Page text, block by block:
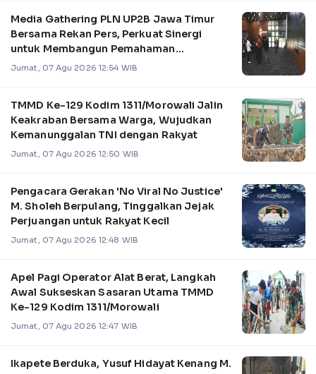
Media Gathering PLN UP2B Jawa Timur
Bersama Rekan Pers, Perkuat Sinergi
untuk Membangun Pemahaman
Pengelolaan Sistem Kel
Jumat, 07 Agu 2026 12:54 WIB
TMMD Ke-129 Kodim 1311/Morowali Jalin
Keakraban Bersama Warga, Wujudkan
Kemanunggalan TNI dengan Rakyat
Jumat, 07 Agu 2026 12:50 WIB
Pengacara Gerakan 'No Viral No Justice'
M. Sholeh Berpulang, Tinggalkan Jejak
Perjuangan untuk Rakyat Kecil
Jumat, 07 Agu 2026 12:48 WIB
Apel Pagi Operator Alat Berat, Langkah
Awal Sukseskan Sasaran Utama TMMD
Ke-129 Kodim 1311/Morowali
Jumat, 07 Agu 2026 12:47 WIB
Ikapete Berduka, Yusuf Hidayat Kenang M.